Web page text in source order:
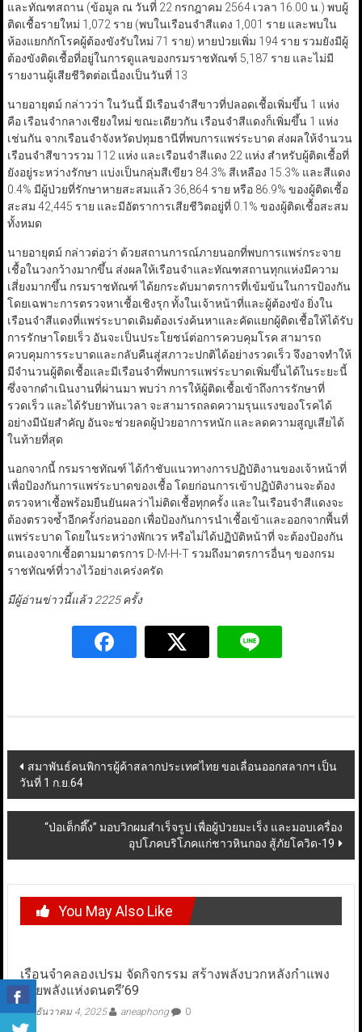
และทัณฑสถาน (ข้อมูล ณ วันที่ 22 กรกฎาคม 2564 เวลา 16.00 น.) พบผู้
ติดเชื้อรายใหม่ 1,072 ราย (พบในเรือนจำสีแดง 1,001 ราย และพบใน
ห้องแยกกักโรคผู้ต้องขังรับใหม่ 71 ราย) หายป่วยเพิ่ม 194 ราย รวมยังมีผู้
ต้องขังติดเชื้อที่อยู่ในการดูแลของกรมราชทัณฑ์ 5,187 ราย และไม่มี
รายงานผู้เสียชีวิตต่อเนื่องเป็นวันที่ 13
นายอายุตม์ กล่าวว่า ในวันนี้ มีเรือนจำสีขาวที่ปลอดเชื้อเพิ่มขึ้น 1 แห่ง
คือ เรือนจำกลางเชียงใหม่ ขณะเดียวกัน เรือนจำสีแดงก็เพิ่มขึ้น 1 แห่ง
เช่นกัน จากเรือนจำจังหวัดปทุมธานีที่พบการแพร่ระบาด ส่งผลให้จำนวน
เรือนจำสีขาวรวม 112 แห่ง และเรือนจำสีแดง 22 แห่ง สำหรับผู้ติดเชื้อที่
ยังอยู่ระหว่างรักษา แบ่งเป็นกลุ่มสีเขียว 84.3% สีเหลือง 15.3% และสีแดง
0.4% มีผู้ป่วยที่รักษาหายสะสมแล้ว 36,864 ราย หรือ 86.9% ของผู้ติดเชื้อ
สะสม 42,445 ราย และมีอัตราการเสียชีวิตอยู่ที่ 0.1% ของผู้ติดเชื้อสะสม
ทั้งหมด
นายอายุตม์ กล่าวต่อว่า ด้วยสถานการณ์ภายนอกที่พบการแพร่กระจาย
เชื้อในวงกว้างมากขึ้น ส่งผลให้เรือนจำและทัณฑสถานทุกแห่งมีความ
เสี่ยงมากขึ้น กรมราชทัณฑ์ ได้ยกระดับมาตรการที่เข้มข้นในการป้องกัน
โดยเฉพาะการตรวจหาเชื้อเชิงรุก ทั้งในเจ้าหน้าที่และผู้ต้องขัง ยิ่งใน
เรือนจำสีแดงที่แพร่ระบาดเดิมต้องเร่งค้นหาและคัดแยกผู้ติดเชื้อให้ได้รับ
การรักษาโดยเร็ว อันจะเป็นประโยชน์ต่อการควบคุมโรค สามารถ
ควบคุมการระบาดและกลับคืนสู่สภาวะปกติได้อย่างรวดเร็ว จึงอาจทำให้
มีจำนวนผู้ติดเชื้อและมีเรือนจำที่พบการแพร่ระบาดเพิ่มขึ้นได้ในระยะนี้
ซึ่งจากดำเนินงานที่ผ่านมา พบว่า การให้ผู้ติดเชื้อเข้าถึงการรักษาที่
รวดเร็ว และได้รับยาทันเวลา จะสามารถลดความรุนแรงของโรคได้
อย่างมีนัยสำคัญ อันจะช่วยลดผู้ป่วยอาการหนัก และลดความสูญเสียได้
ในท้ายที่สุด
นอกจากนี้ กรมราชทัณฑ์ ได้กำชับแนวทางการปฏิบัติงานของเจ้าหน้าที่
เพื่อป้องกันการแพร่ระบาดของเชื้อ โดยก่อนการเข้าปฏิบัติงานจะต้อง
ตรวจหาเชื้อพร้อมยืนยันผลว่าไม่ติดเชื้อทุกครั้ง และในเรือนจำสีแดงจะ
ต้องตรวจซ้ำอีกครั้งก่อนออก เพื่อป้องกันการนำเชื้อเข้าและออกจากพื้นที่
แพร่ระบาด โดยในระหว่างพักเวร หรือไม่ได้ปฏิบัติหน้าที่ จะต้องป้องกัน
ตนเองจากเชื้อตามมาตรการ D-M-H-T รวมถึงมาตรการอื่นๆ ของกรม
ราชทัณฑ์ที่วางไว้อย่างเคร่งครัด
มีผู้อ่านข่าวนี้แล้ว 2225 ครั้ง
Post
navigation
สมาพันธ์คนพิการผู้ค้าสลากประเทศไทย ขอเลื่อนออกสลากฯ เป็น
วันที่ 1 ก.ย.64
“ป่อเต็กตึ๊ง” มอบวิกผมสำเร็จรูป เพื่อผู้ป่วยมะเร็ง และมอบเครื่อง
อุปโภคบริโภคแก่ชาวหินกอง สู้ภัยโควิด-19
You May Also Like
เรือนจำคลองเปรม จัดกิจกรรม สร้างพลังบวกหลังกำแพง
ด้วยพลังแห่งดนตรี’69
ธันวาคม 4, 2025 aneaphong 0